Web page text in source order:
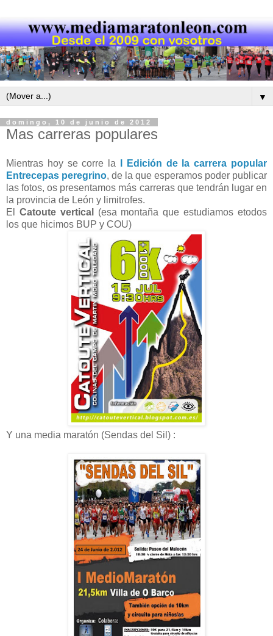
▼
domingo, 10 de junio de 2012
Mas carreras populares
Mientras hoy se corre la
I Edición de la carrera popular
Entrecepas peregrino, de la que esperamos poder publicar
las fotos, os presentamos más carreras que tendrán lugar en
la provincia de León y limitrofes.
El Catoute vertical (esa montaña que estudiamos etodos
los que hicimos BUP y COU)
Y una media maratón (Sendas del Sil) :